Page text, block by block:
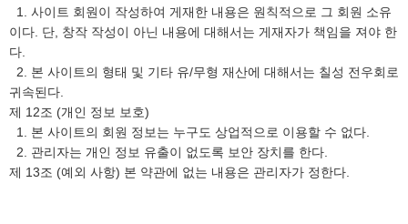
1. 사이트 회원이 작성하여 게재한 내용은 원칙적으로 그 회원 소유
이다. 단, 창작 작성이 아닌 내용에 대해서는 게재자가 책임을 져야 한
다.
2. 본 사이트의 형태 및 기타 유/무형 재산에 대해서는 칠성 전우회로
귀속된다.
제 12조 (개인 정보 보호)
1. 본 사이트의 회원 정보는 누구도 상업적으로 이용할 수 없다.
2. 관리자는 개인 정보 유출이 없도록 보안 장치를 한다.
제 13조 (예외 사항) 본 약관에 없는 내용은 관리자가 정한다.